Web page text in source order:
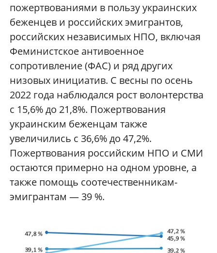
пожертвованиями в пользу украинских
беженцев и российских эмигрантов,
российских независимых НПО, включая
Феминистское антивоенное
сопротивление (ФАС) и ряд других
низовых инициатив. С весны по осень
2022 года наблюдался рост волонтерства
с 15,6% до 21,8%. Пожертвования
украинским беженцам также
увеличились с 36,6% до 47,2%.
Пожертвования российским НПО и СМИ
остаются примерно на одном уровне, а
также помощь соотечественникам-
эмигрантам — 39 %.